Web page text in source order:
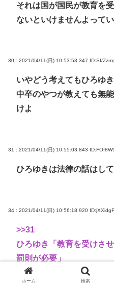
それは国が国民が教育を
ないといけませんよって
30 : 2021/04/11(日) 10:53:53.347 ID:Sf/
いやどう考えてもひろゆ
中卒のやつが教えても無
けよ
31 : 2021/04/11(日) 10:55:03.843
ひろゆきは法律の話はし
34 : 2021/04/11(日) 10:56:18.920
>>31
ひろゆき「教育を受けさ
罰則が必要」
ホーム 検索